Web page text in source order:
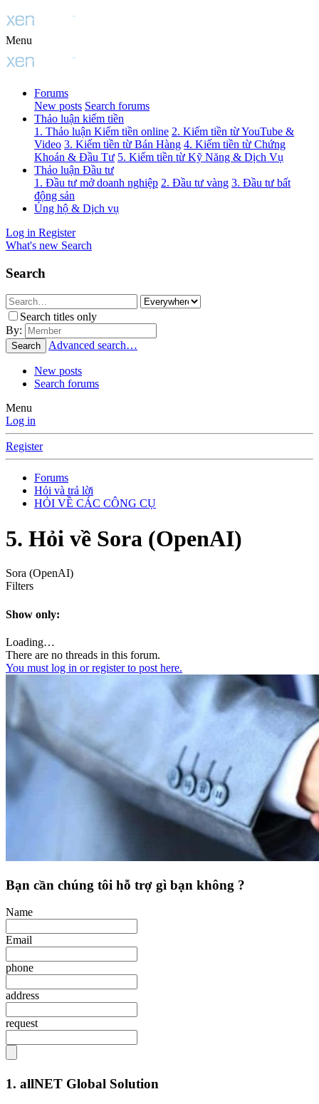
Menu
Forums
New posts Search forums
Thảo luận kiếm tiền
1. Thảo luận Kiếm tiền online 2. Kiếm tiền từ YouTube &
Video 3. Kiếm tiền từ Bán Hàng 4. Kiếm tiền từ Chứng
Khoán & Đầu Tư 5. Kiếm tiền từ Kỹ Năng & Dịch Vụ
Thảo luận Đầu tư
1. Đầu tư mở doanh nghiệp 2. Đầu tư vàng 3. Đầu tư bất
động sản
Ủng hộ & Dịch vụ
Log in Register
What's new Search
Search
Search titles only
By:
Search Advanced search…
New posts
Search forums
Menu
Log in
Register
Forums
Hỏi và trả lời
HỎI VỀ CÁC CÔNG CỤ
5. Hỏi về Sora (OpenAI)
Sora (OpenAI)
Filters
Show only:
Loading…
There are no threads in this forum.
You must log in or register to post here.
Bạn cần chúng tôi hỗ trợ gì bạn không ?
Name
Email
phone
address
request
1. allNET Global Solution